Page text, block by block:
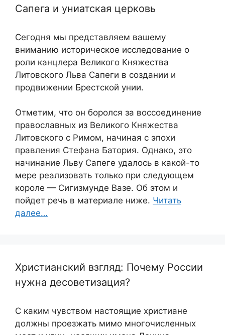
Сапега и униатская церковь
Сегодня мы представляем вашему
вниманию историческое исследование о
роли канцлера Великого Княжества
Литовского Льва Сапеги в создании и
продвижении Брестской унии.
Отметим, что он боролся за воссоединение
православных из Великого Княжества
Литовского с Римом, начиная с эпохи
правления Стефана Батория. Однако, это
начинание Льву Сапеге удалось в какой-то
мере реализовать только при следующем
короле — Сигизмунде Вазе. Об этом и
пойдет речь в материале ниже. Читать
далее…
Христианский взгляд: Почему России
нужна десоветизация?
С каким чувством настоящие христиане
должны проезжать мимо многочисленных